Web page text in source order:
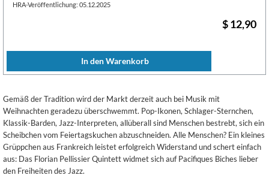
HRA-Veröffentlichung: 05.12.2025
$ 12,90
In den Warenkorb
Gemäß der Tradition wird der Markt derzeit auch bei Musik mit
Weihnachten geradezu überschwemmt. Pop-Ikonen, Schlager-Sternchen,
Klassik-Barden, Jazz-Interpreten, allüberall sind Menschen bestrebt, sich ein
Scheibchen vom Feiertagskuchen abzuschneiden. Alle Menschen? Ein kleines
Grüppchen aus Frankreich leistet erfolgreich Widerstand und schert einfach
aus: Das Florian Pellissier Quintett widmet sich auf Pacifiques Biches lieber
den Freiheiten des Jazz.